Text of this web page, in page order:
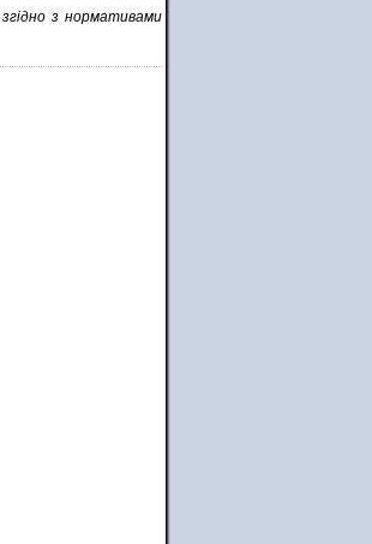
з нормативами